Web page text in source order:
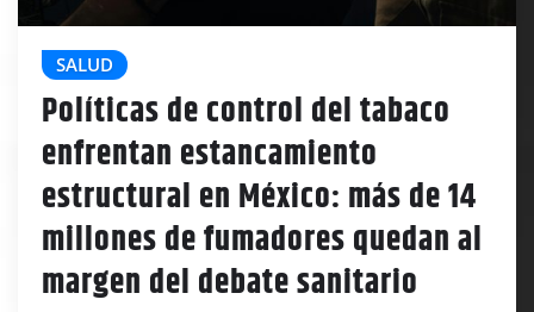
SALUD
Políticas de control del tabaco
enfrentan estancamiento
estructural en México: más de 14
millones de fumadores quedan al
margen del debate sanitario